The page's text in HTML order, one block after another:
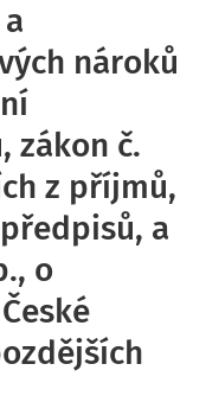
nároků
zákon č.
z příjmů,
a
o